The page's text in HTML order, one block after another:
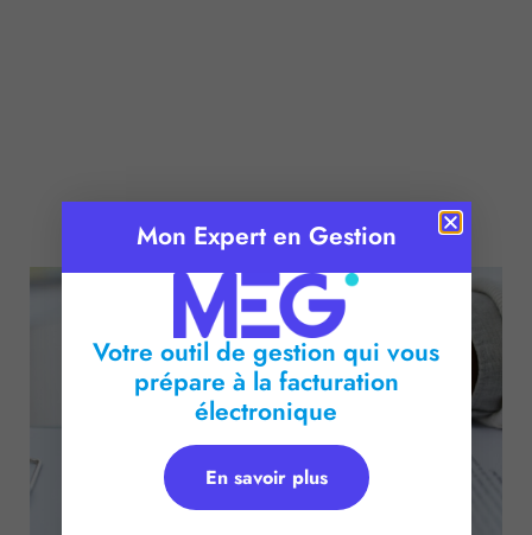
Temps de lecture : 2 minutes
Mon Expert en Gestion
Votre outil de gestion qui vous
prépare à la facturation
électronique
En savoir plus